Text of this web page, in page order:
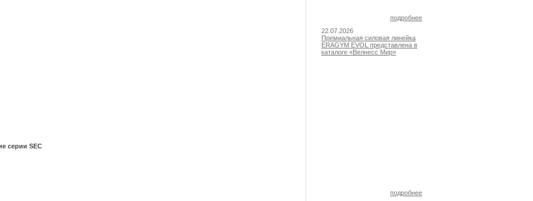
серии SEC
подробнее
22.07.2026
Премиальная силовая линейка
ERAGYM EVOL представлена в
каталоге «Велнесс Мир»
подробнее